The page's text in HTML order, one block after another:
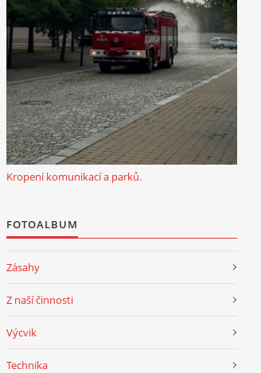
Kropení komunikací a parků.
FOTOALBUM
Zásahy
Z naší činnosti
Výcvik
Technika